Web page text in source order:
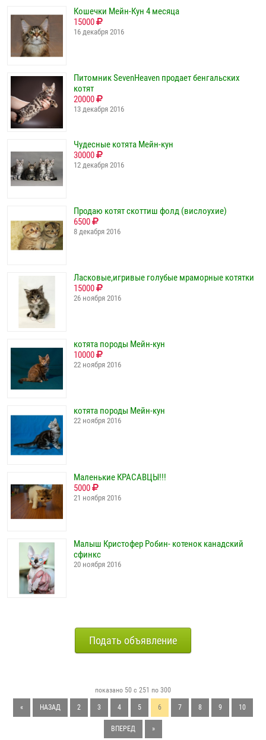
Кошечки Мейн-Кун 4 месяца
15000
16 декабря 2016
Питомник SevenHeaven продает бенгальских
котят
20000
13 декабря 2016
Чудесные котята Мейн-кун
30000
12 декабря 2016
Продаю котят скоттиш фолд (вислоухие)
6500
8 декабря 2016
Ласковые,игривые голубые мраморные котятки
15000
26 ноября 2016
котята породы Мейн-кун
10000
22 ноября 2016
котята породы Мейн-кун
22 ноября 2016
Маленькие КРАСАВЦЫ!!!
5000
21 ноября 2016
Малыш Кристофер Робин- котенок канадский
сфинкс
20 ноября 2016
Подать объявление
показано 50 с 251 по 300
« НАЗАД 2 3 4 5 6 7 8 9 10
ВПЕРЕД »